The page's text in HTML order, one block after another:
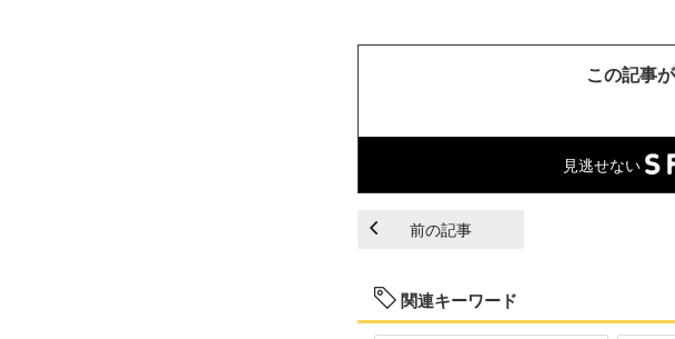
この記事
見逃せない
前の記事
関連キーワード